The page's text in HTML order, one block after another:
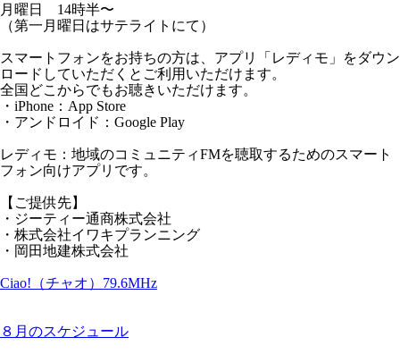
月曜日 14時半〜
（第一月曜日はサテライトにて）
スマートフォンをお持ちの方は、アプリ「レディモ」をダウン
ロードしていただくとご利用いただけます。
全国どこからでもお聴きいただけます。
・iPhone：App Store
・アンドロイド：Google Play
レディモ：地域のコミュニティFMを聴取するためのスマート
フォン向けアプリです。
【ご提供先】
・ジーティー通商株式会社
・株式会社イワキプランニング
・岡田地建株式会社
Ciao!（チャオ）79.6MHz
８月のスケジュール